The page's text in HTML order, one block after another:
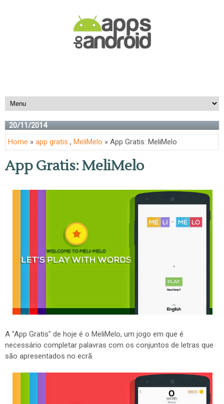
20/11/2014
Home » app gratis , MeliMelo » App Gratis: MeliMelo
App Gratis: MeliMelo
A "App Gratis" de hoje é o MeliMelo, um jogo em que é
necessário completar palavras com os conjuntos de letras que
são apresentados no ecrã.